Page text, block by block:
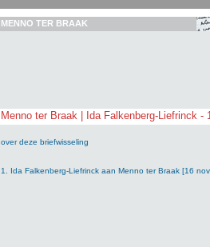
MENNO TER BRAAK
Menno ter Braak | Ida Falkenberg-Liefrinck -
over deze briefwisseling
1. Ida Falkenberg-Liefrinck aan Menno ter Braak [16